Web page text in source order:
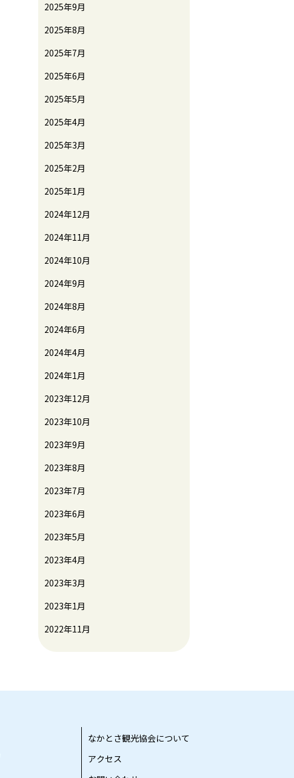
2025年9月
2025年8月
2025年7月
2025年6月
2025年5月
2025年4月
2025年3月
2025年2月
2025年1月
2024年12月
2024年11月
2024年10月
2024年9月
2024年8月
2024年6月
2024年4月
2024年1月
2023年12月
2023年10月
2023年9月
2023年8月
2023年7月
2023年6月
2023年5月
2023年4月
2023年3月
2023年1月
2022年11月
なかとさ観光協会について
アクセス